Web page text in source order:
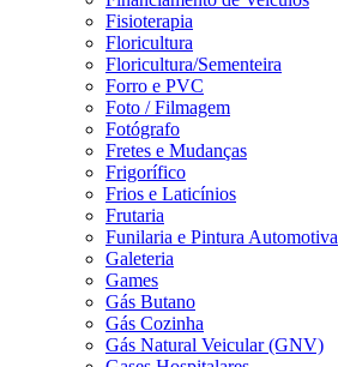
Fisioterapia
Floricultura
Floricultura/Sementeira
Forro e PVC
Foto / Filmagem
Fotógrafo
Fretes e Mudanças
Frigorífico
Frios e Laticínios
Frutaria
Funilaria e Pintura Automotiva
Galeteria
Games
Gás Butano
Gás Cozinha
Gás Natural Veicular (GNV)